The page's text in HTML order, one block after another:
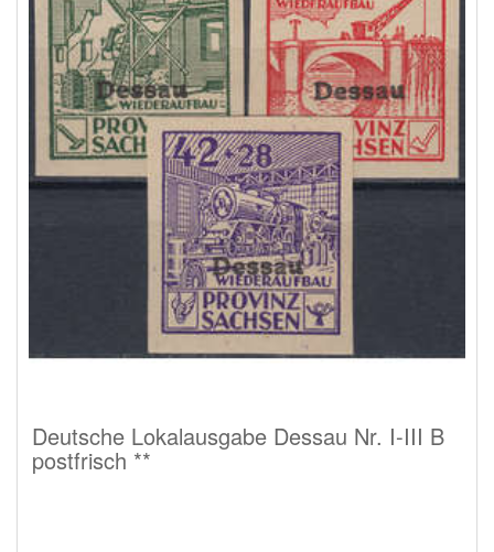
Deutsche Lokalausgabe Dessau Nr. I-III B
postfrisch **